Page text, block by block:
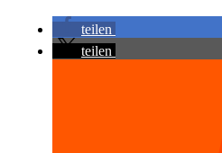
teilen
teilen